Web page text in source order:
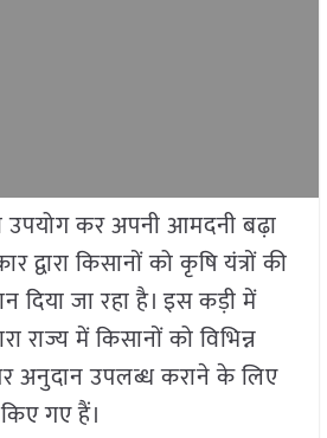
उपयोग कर अपनी आमदनी बढ़ा
किसानों को कृषि यंत्रों की
दिया जा रहा है। इस कड़ी में
राज्य में किसानों को विभिन्न
अनुदान उपलब्ध कराने के लिए
गए हैं।